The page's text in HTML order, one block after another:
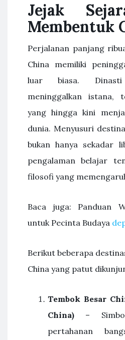
Jejak
Membentuk
Perjalanan panjang
China memiliki
luar biasa.
meninggalkan istana,
yang hingga kini
dunia. Menyusuri
bukan hanya sekadar
pengalaman belajar
filosofi yang
Baca juga: Panduan
untuk Pecinta Budaya
Berikut beberapa
China yang patut
Tembok Besar
China) –
pertahanan